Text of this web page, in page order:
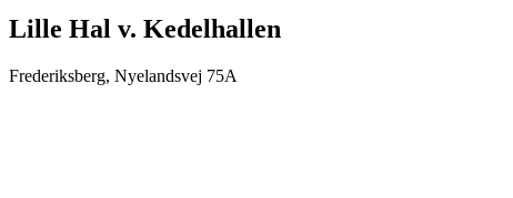
Lille Hal v. Kedelhallen
Frederiksberg, Nyelandsvej 75A